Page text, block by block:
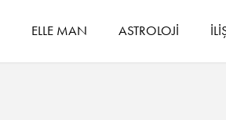
ELLE MAN ASTROLOJİ